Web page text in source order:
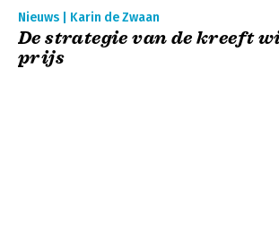
Nieuws | Karin de Zwaan
De strategie van de kreeft
prijs